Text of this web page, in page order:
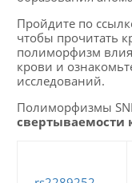
Пройдите по
чтобы прочитать
полиморфизм
крови и
исследований.
Полиморфизмы
свертываемости